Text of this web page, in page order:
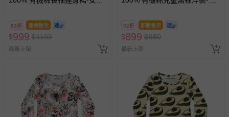
83折 即將售完
$999 $1199
最新上架
92折 即將售完
$899 $980
最新上架